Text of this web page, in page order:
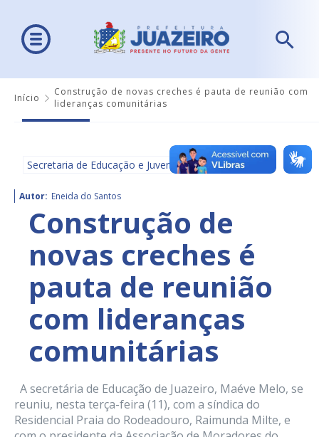
Início
Construção de novas creches é pauta de reunião com
lideranças comunitárias
Secretaria de Educação e Juventude - SEDUC
Autor: Eneida do Santos
Construção de
novas creches é
pauta de reunião
com lideranças
comunitárias
A secretária de Educação de Juazeiro, Maéve Melo, se
reuniu, nesta terça-feira (11), com a síndica do
Residencial Praia do Rodeadouro, Raimunda Milte, e